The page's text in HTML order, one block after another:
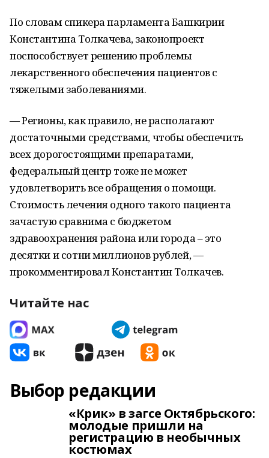
По словам спикера парламента Башкирии
Константина Толкачева, законопроект
поспособствует решению проблемы
лекарственного обеспечения пациентов с
тяжелыми заболеваниями.
— Регионы, как правило, не располагают
достаточными средствами, чтобы обеспечить
всех дорогостоящими препаратами,
федеральный центр тоже не может
удовлетворить все обращения о помощи.
Стоимость лечения одного такого пациента
зачастую сравнима с бюджетом
здравоохранения района или города – это
десятки и сотни миллионов рублей, —
прокомментировал Константин Толкачев.
Читайте нас
Выбор редакции
«Крик» в загсе Октябрьского:
молодые пришли на
регистрацию в необычных
костюмах